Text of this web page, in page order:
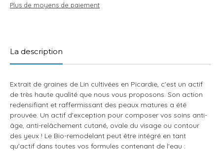
Plus de moyens de paiement
à
votre
La description
Extrait de graines de Lin cultivées en Picardie, c'est un actif
de très haute qualité que nous vous proposons. Son action
redensifiant et raffermissant des peaux matures a été
prouvée. Un actif d'exception pour composer vos soins anti-
âge, anti-relâchement cutané, ovale du visage ou contour
des yeux ! Le Bio-remodelant peut être intégré en tant
qu'actif dans toutes vos formules contenant de l'eau :